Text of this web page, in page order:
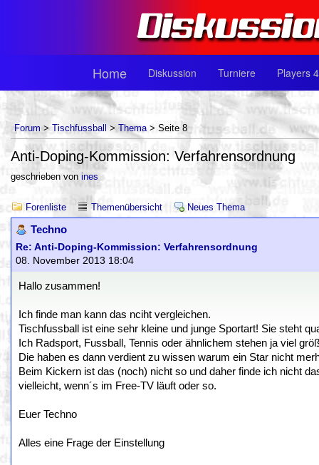
Home Diskussion Turniere Players
Forum > Tischfussball > Thema> Seite 8
Anti-Doping-Kommission: Verfahrensordnung
geschrieben von ines
Forenliste Themenübersicht Neues Thema
Techno
Re: Anti-Doping-Kommission: Verfahrensordnung
08. November 2013 18:04
Hallo zusammen!
Ich finde man kann das nciht vergleichen.
Tischfussball ist eine sehr kleine und junge Sportart! Sie steht
Ich Radsport, Fussball, Tennis oder ähnlichem stehen ja viel
Die haben es dann verdient zu wissen warum ein Star nicht
Beim Kickern ist das (noch) nicht so und daher finde ich nicht
vielleicht, wenn´s im Free-TV läuft oder so.
Euer Techno
Alles eine Frage der Einstellung